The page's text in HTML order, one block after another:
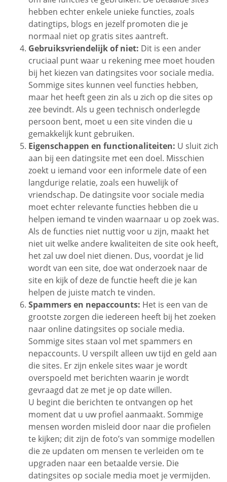
hebben echter enkele unieke functies, zoals
datingtips, blogs en jezelf promoten die je
normaal niet op gratis sites aantreft.
Gebruiksvriendelijk of niet: Dit is een ander
cruciaal punt waar u rekening mee moet houden
bij het kiezen van datingsites voor sociale media.
Sommige sites kunnen veel functies hebben,
maar het heeft geen zin als u zich op die sites op
zee bevindt. Als u geen technisch onderlegde
persoon bent, moet u een site vinden die u
gemakkelijk kunt gebruiken.
Eigenschappen en functionaliteiten: U sluit zich
aan bij een datingsite met een doel. Misschien
zoekt u iemand voor een informele date of een
langdurige relatie, zoals een huwelijk of
vriendschap. De datingsite voor sociale media
moet echter relevante functies hebben die u
helpen iemand te vinden waarnaar u op zoek was.
Als de functies niet nuttig voor u zijn, maakt het
niet uit welke andere kwaliteiten de site ook heeft,
het zal uw doel niet dienen. Dus, voordat je lid
wordt van een site, doe wat onderzoek naar de
site en kijk of deze de functie heeft die je kan
helpen de juiste match te vinden.
Spammers en nepaccounts: Het is een van de
grootste zorgen die iedereen heeft bij het zoeken
naar online datingsites op sociale media.
Sommige sites staan vol met spammers en
nepaccounts. U verspilt alleen uw tijd en geld aan
die sites. Er zijn enkele sites waar je wordt
overspoeld met berichten waarin je wordt
gevraagd dat ze met je op date willen.
U begint die berichten te ontvangen op het
moment dat u uw profiel aanmaakt. Sommige
mensen worden misleid door naar die profielen
te kijken; dit zijn de foto’s van sommige modellen
die ze updaten om mensen te verleiden om te
upgraden naar een betaalde versie. Die
datingsites op sociale media moet je vermijden.